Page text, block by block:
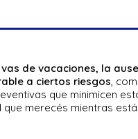
de vacaciones, la
a ciertos riesgos,
que minimicen
que merecés mientras